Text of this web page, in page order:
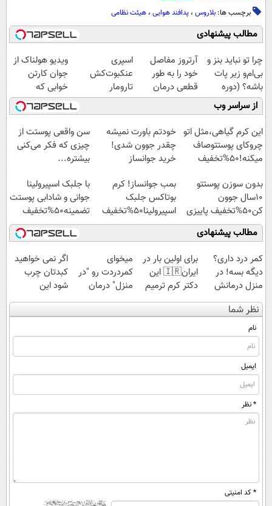
برچسب ها: بلاروس ، پدافند هوایی ، هیئت نظامی
مطالب پیشنهادی
چرا تو نباید بنز و
بی‌ام‌و زیر پات
باشه؟ (دوره
رایگان درآمد
میلیاردی)
آرتروز مفاصل
خود را به طور
قطعی درمان
کنید!
◗پرسش‌نامه◖
اسپری
عنکبوت‌‌کش
تارومار
ازبین‌برنده انواع
عنکبوت
ویدیو هولناک از
جوان کارتن
خوابی که
میلیاردر شد.
آموزش رایگان
از سراسر وب
این کرم گیاهی،مثل اتو
چروکای پوستتوصاف
میکنه!50%تخفیف
خودتم باورت نمیشه
چقدر جوون شدی!
خرید جوانساز
ویژه
سن واقعی پوستت از
چیزی که فکر می‌کنی
بیشتره...
بدون سوزن پوستتو
10سال جوون
کن50%تخفیف پاییزی
بمب جوانساز! کرم
بوتاکس جلبک
اسپیرولینا50%تخفیف
با جلبک اسپیرولینا
جوانی و شادابی پوستت
تضمینه50%تخفیف
مطالب پیشنهادی
کمر درد داری؟
دیگه بسه! در
منزل درمانش
کن
(◀پرسش‌نامه)
برای اولین بار در
ایران🇮🇷 این
دکتر کرم ترمیم
کننده 23 روزه
ساخت!
میخوای
کمردردت رو "در
منزل" درمان
کنی؟ (◂فیلم +
◂پرسش‌نامه)
اگر نمی خواهید
کبدتان چرب
شود این
نوشیدنی خوش
طعم را بنوشید
نظر شما
نام
ایمیل
* نظر
* کد امنیتی